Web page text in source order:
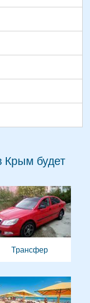
Крым будет
Трансфер